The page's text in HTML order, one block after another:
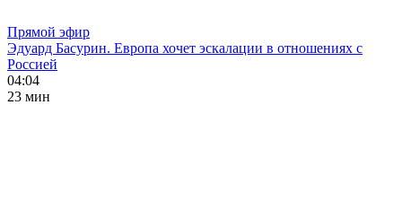
Прямой эфир
Эдуард Басурин. Европа хочет эскалации в отношениях с
Россией
04:04
23 мин